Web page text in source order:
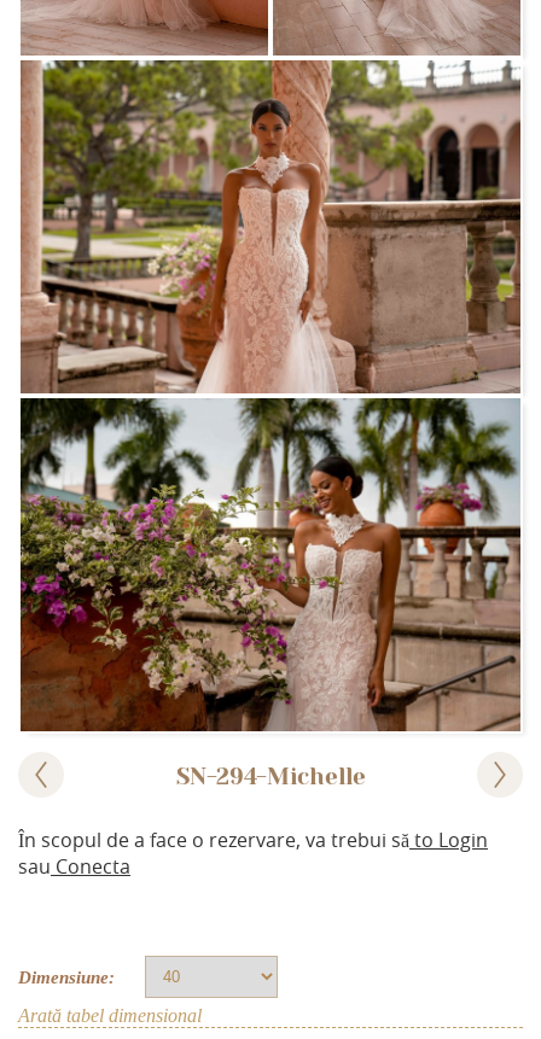
SN-294-Michelle
În scopul de a face o rezervare, va trebui săto Login
sau Conecta
Dimensiune:
Arată tabel dimensional